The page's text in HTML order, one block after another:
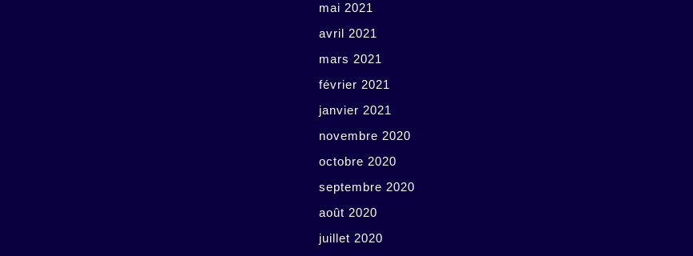
mai 2021
avril 2021
mars 2021
février 2021
janvier 2021
novembre 2020
octobre 2020
septembre 2020
août 2020
juillet 2020